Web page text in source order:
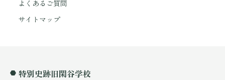
よくあるご質問
サイトマップ
特別史跡旧閑谷学校